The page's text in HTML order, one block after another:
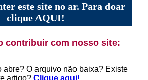
este site no ar. Para doar
clique AQUI!
contribuir com nosso site:
abre? O arquivo não baixa? Existe
artigo? Clique aqui!